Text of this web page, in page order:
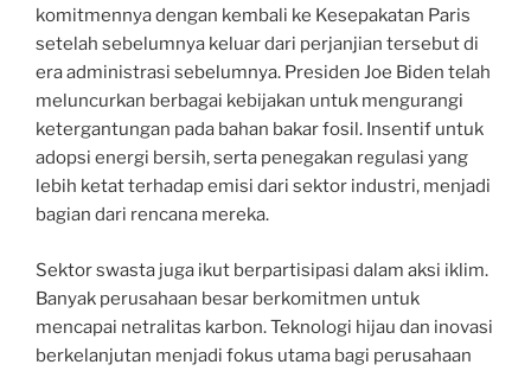
komitmennya dengan kembali ke Kesepakatan Paris
setelah sebelumnya keluar dari perjanjian tersebut di
era administrasi sebelumnya. Presiden Joe Biden telah
meluncurkan berbagai kebijakan untuk mengurangi
ketergantungan pada bahan bakar fosil. Insentif untuk
adopsi energi bersih, serta penegakan regulasi yang
lebih ketat terhadap emisi dari sektor industri, menjadi
bagian dari rencana mereka.
Sektor swasta juga ikut berpartisipasi dalam aksi iklim.
Banyak perusahaan besar berkomitmen untuk
mencapai netralitas karbon. Teknologi hijau dan inovasi
berkelanjutan menjadi fokus utama bagi perusahaan